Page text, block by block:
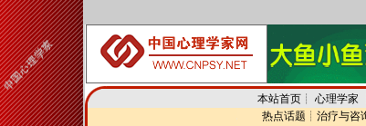
本站首页┊ 心理学家
热点话题 ┊ 治疗与咨